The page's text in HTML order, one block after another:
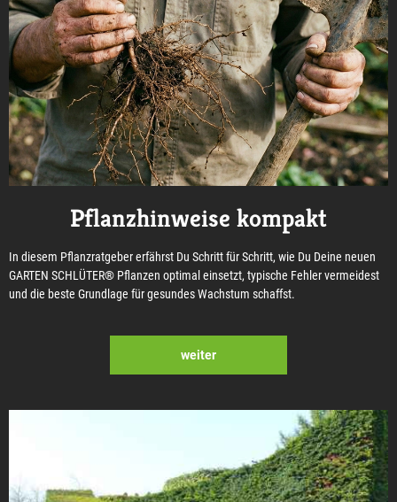
Pflanzhinweise kompakt
In diesem Pflanzratgeber erfährst Du Schritt für Schritt, wie Du Deine neuen
GARTEN SCHLÜTER® Pflanzen optimal einsetzt, typische Fehler vermeidest
und die beste Grundlage für gesundes Wachstum schaffst.
weiter